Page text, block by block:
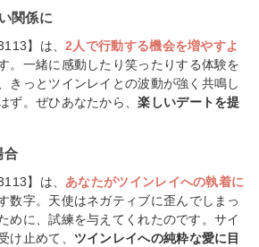
関係に
】は、2人で行動する機会を増やすよ
。一緒に感動したり笑ったりする体験を
きっとツインレイとの波動が強く共鳴し
ず。ぜひあなたから、楽しいデートを提
合
】は、あなたがツインレイへの執着に
数字。天使はネガティブに歪んでしまっ
めに、試練を与えてくれたのです。サイ
け止めて、 ツインレイへの純粋な愛に目